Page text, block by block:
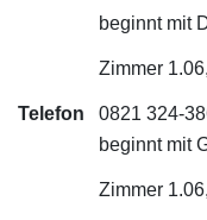
beginnt mit
Zimmer
Telefon
0821 324-
beginnt mit
Zimmer